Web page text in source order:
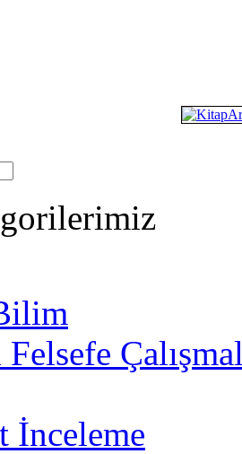
Felsefe
İnceleme